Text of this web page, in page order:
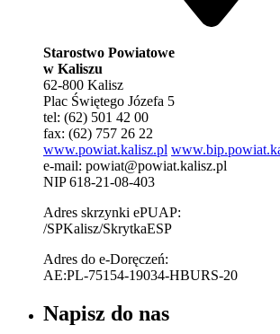
Starostwo Powiatowe
w Kaliszu
62-800 Kalisz
Plac Świętego Józefa 5
tel: (62) 501 42 00
fax: (62) 757 26 22
www.powiat.kalisz.pl
e-mail: powiat@powiat.kalisz.pl
NIP 618-21-08-403
Adres skrzynki ePUAP:
/SPKalisz/SkrytkaESP
Adres do e-Doręczeń:
AE:PL-75154-19034-HBURS-20
Napisz do nas